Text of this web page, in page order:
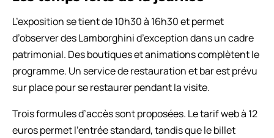
L’exposition se tient de 10h30 à 16h30 et permet
d’observer des Lamborghini d’exception dans un cadre
patrimonial. Des boutiques et animations complètent le
programme. Un service de restauration et bar est prévu
sur place pour se restaurer pendant la visite.
Trois formules d’accès sont proposées. Le tarif web à 12
euros permet l’entrée standard, tandis que le billet